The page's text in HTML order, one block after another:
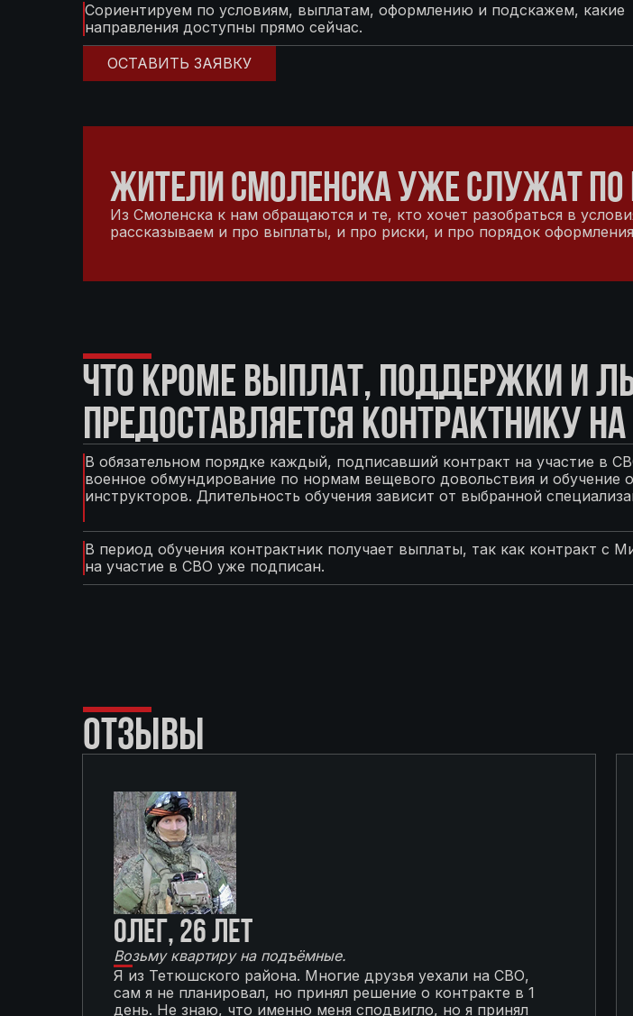
Сориентируем по условиям, выплатам, оформлению и подскажем, какие
направления доступны прямо сейчас.
ОСТАВИТЬ ЗАЯВКУ
ЖИТЕЛИ СМОЛЕНСКА УЖЕ СЛУЖАТ ПО
Из Смоленска к нам обращаются и те, кто хочет разобраться в
рассказываем и про выплаты, и про риски, и про порядок
ЧТО КРОМЕ ВЫПЛАТ, ПОДДЕРЖКИ И
ПРЕДОСТАВЛЯЕТСЯ КОНТРАКТНИКУ НА
В обязательном порядке каждый, подписавший контракт на участие в
военное обмундирование по нормам вещевого довольствия и обучение
инструкторов. Длительность обучения зависит от выбранной
В период обучения контрактник получает выплаты, так как контракт с
на участие в СВО уже подписан.
ОТЗЫВЫ
Олег, 26 лет
Возьму квартиру на подъёмные.
Я из Тетюшского района. Многие друзья уехали на СВО,
сам я не планировал, но принял решение о контракте в 1
день. Не знаю, что именно меня сподвигло, но я принял